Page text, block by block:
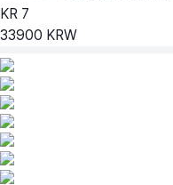
KR 7
33900 KRW